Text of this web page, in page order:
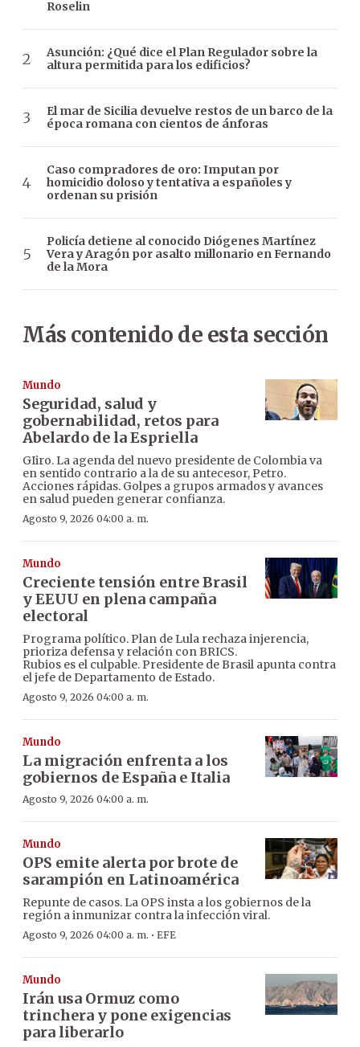
Roselin
Asunción: ¿Qué dice el Plan Regulador sobre la
altura permitida para los edificios?
El mar de Sicilia devuelve restos de un barco de la
época romana con cientos de ánforas
Caso compradores de oro: Imputan por
homicidio doloso y tentativa a españoles y
ordenan su prisión
Policía detiene al conocido Diógenes Martínez
Vera y Aragón por asalto millonario en Fernando
de la Mora
Más contenido de esta sección
Mundo
Seguridad, salud y
gobernabilidad, retos para
Abelardo de la Espriella
GIiro. La agenda del nuevo presidente de Colombia va
en sentido contrario a la de su antecesor, Petro.
Acciones rápidas. Golpes a grupos armados y avances
en salud pueden generar confianza.
Agosto 9, 2026 04:00 a. m.
Mundo
Creciente tensión entre Brasil
y EEUU en plena campaña
electoral
Programa político. Plan de Lula rechaza injerencia,
prioriza defensa y relación con BRICS.
Rubios es el culpable. Presidente de Brasil apunta contra
el jefe de Departamento de Estado.
Agosto 9, 2026 04:00 a. m.
Mundo
La migración enfrenta a los
gobiernos de España e Italia
Agosto 9, 2026 04:00 a. m.
Mundo
OPS emite alerta por brote de
sarampión en Latinoamérica
Repunte de casos. La OPS insta a los gobiernos de la
región a inmunizar contra la infección viral.
Agosto 9, 2026 04:00 a. m. · EFE
Mundo
Irán usa Ormuz como
trinchera y pone exigencias
para liberarlo